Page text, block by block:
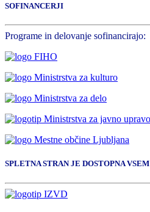
SOFINANCERJI
Programe in delovanje sofinancirajo:
SPLETNA STRAN JE DOSTOPNA VSEM